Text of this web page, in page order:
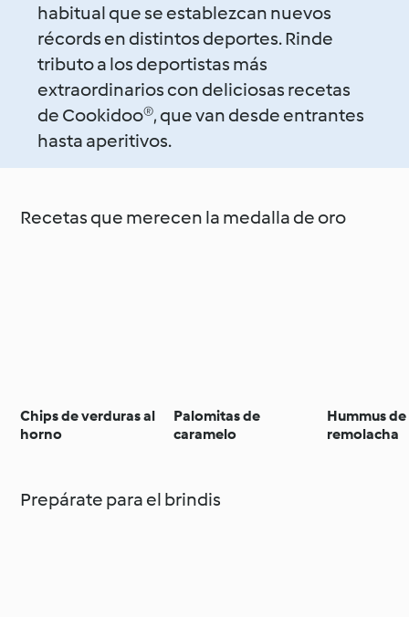
habitual que se establezcan nuevos
récords en distintos deportes. Rinde
tributo a los deportistas más
extraordinarios con deliciosas recetas
de Cookidoo®, que van desde entrantes
hasta aperitivos.
Recetas que merecen la medalla de oro
Chips de verduras al
horno
Palomitas de
caramelo
Hummus de
remolacha
Prepárate para el brindis